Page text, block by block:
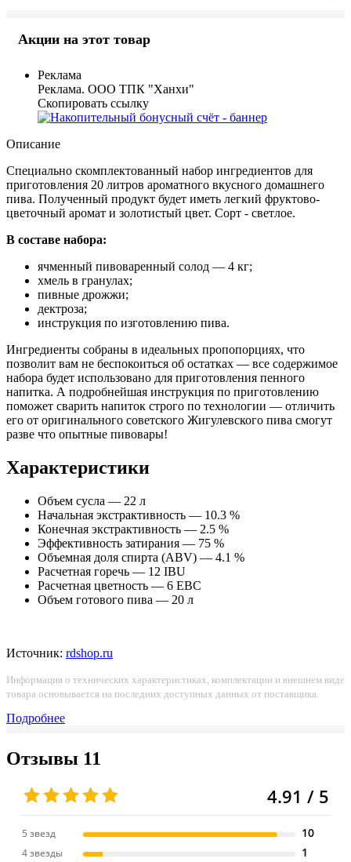
Акции на этот товар
Реклама
Реклама. ООО ТПК "Ханхи"
Скопировать ссылку
Описание
Специально скомплектованный набор ингредиентов для
приготовления 20 литров ароматного вкусного домашнего
пива. Полученный продукт будет иметь легкий фруктово-
цветочный аромат и золотистый цвет. Сорт - светлое.
В составе набора:
ячменный пивоваренный солод — 4 кг;
хмель в гранулах;
пивные дрожжи;
дектроза;
инструкция по изготовлению пива.
Ингредиенты собраны в идеальных пропопорциях, что
позволит вам не беспокоиться об остатках — все содержимое
набора будет использовано для приготовления пенного
напитка. А подробнейшая инструкция по приготовлению
поможет сварить напиток строго по технологии — отличить
его от оригинального советского Жигулевского пива смогут
разве что опытные пивовары!
Характеристики
Объем сусла — 22 л
Начальная экстрактивность — 10.3 %
Конечная экстрактивность — 2.5 %
Эффективность затирания — 75 %
Объемная доля спирта (ABV) — 4.1 %
Расчетная горечь — 12 IBU
Расчетная цветность — 6 EBC
Объем готового пива — 20 л
Источник: rdshop.ru
Информация о технических характеристиках, комплектации и внешнем виде
товара основывается на последних доступных данных от поставщика.
Подробнее
Отзывы 11
4.91 / 5
5 звезд 10
4 звезды 1